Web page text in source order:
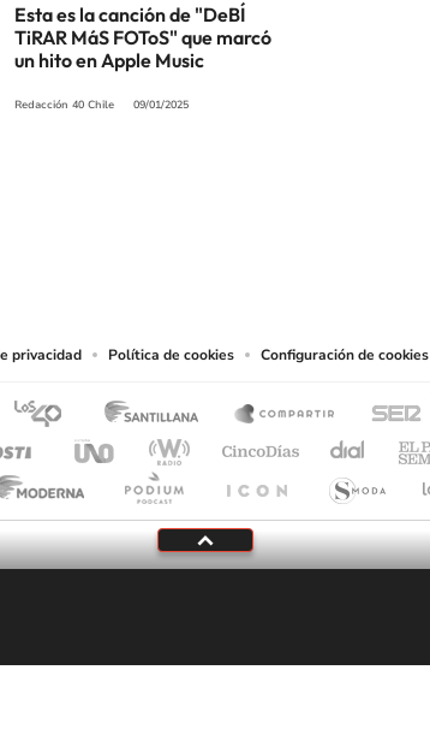
Esta es la canción de "DeBÍ
TiRAR MáS FOToS" que marcó
un hito en Apple Music
Redacción 40 Chile 09/01/2025
privacidad Política de cookies Configuración de cookies